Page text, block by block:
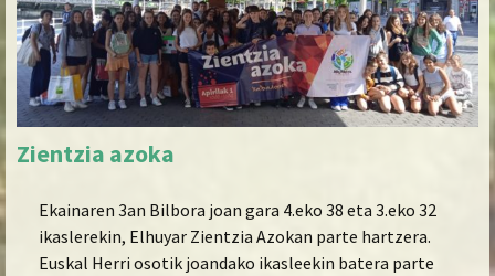
Zientzia azoka
Ekainaren 3an Bilbora joan gara 4.eko 38 eta 3.eko 32
ikaslerekin, Elhuyar Zientzia Azokan parte hartzera.
Euskal Herri osotik joandako ikasleekin batera parte